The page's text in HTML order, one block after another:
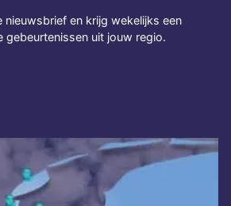
nieuwsbrief en krijg wekelijks een
gebeurtenissen uit jouw regio.